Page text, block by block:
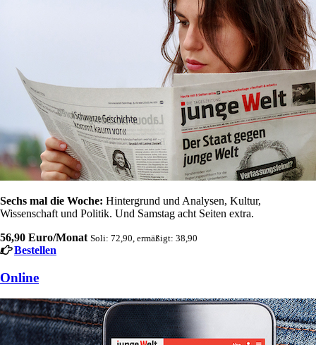
Sechs mal die Woche: Hintergrund und Analysen, Kultur,
Wissenschaft und Politik. Und Samstag acht Seiten extra.
56,90 Euro/Monat Soli: 72,90, ermäßigt: 38,90
Bestellen
Online